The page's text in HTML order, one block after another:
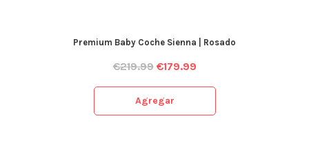
Premium Baby Coche Sienna | Rosado
€219.99 €179.99
Agregar